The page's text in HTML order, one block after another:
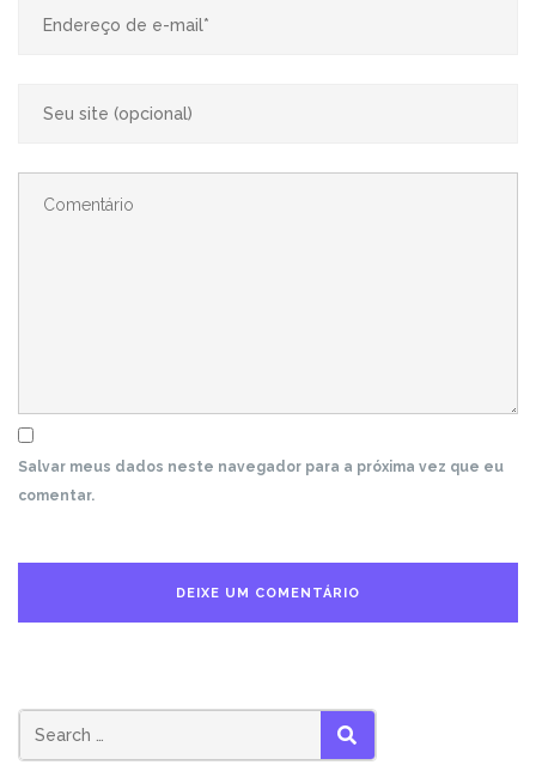
Salvar meus dados neste navegador para a próxima vez que eu
comentar.
SEARCH